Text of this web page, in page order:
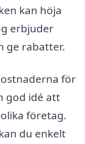
kan höja
erbjuder
ge rabatter.
för
god idé att
företag.
du enkelt